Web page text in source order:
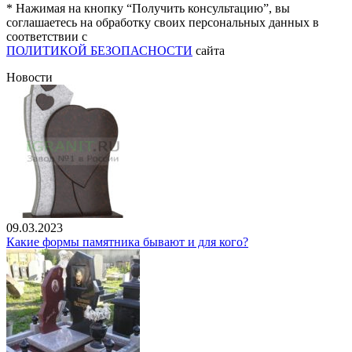
* Нажимая на кнопку “Получить консультацию”, вы
соглашаетесь на обработку своих персональных данных в
соответствии с
ПОЛИТИКОЙ БЕЗОПАСНОСТИ сайта
Новости
09.03.2023
Какие формы памятника бывают и для кого?